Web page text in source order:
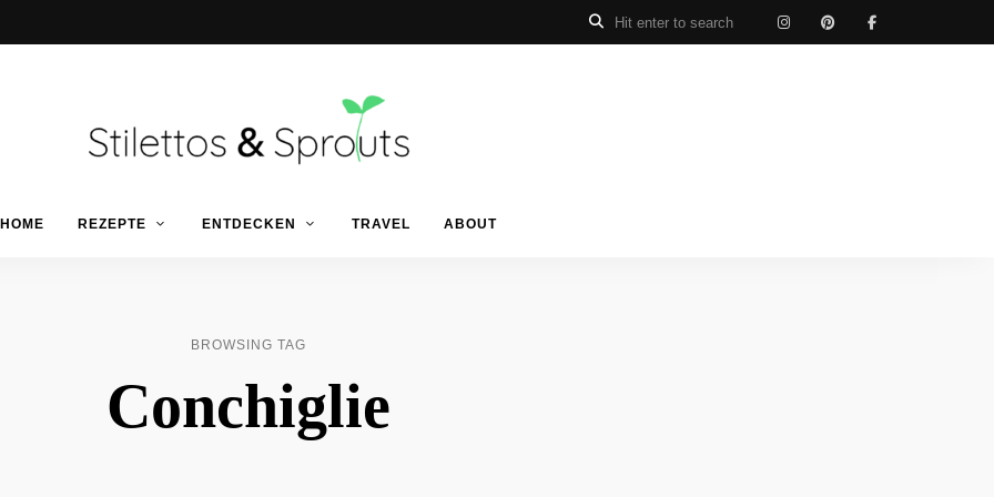
Stilettos
Sprouts
Food
Blog
HOME REZEPTE ENTDECKEN TRAVEL ABOUT
BROWSING TAG
Conchiglie